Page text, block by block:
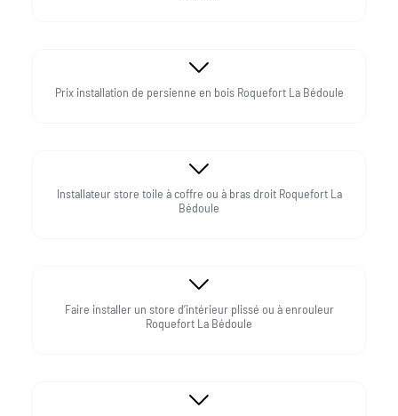
Prix installation de persienne en bois Roquefort La Bédoule
Installateur store toile à coffre ou à bras droit Roquefort La
Bédoule
Faire installer un store d’intérieur plissé ou à enrouleur
Roquefort La Bédoule